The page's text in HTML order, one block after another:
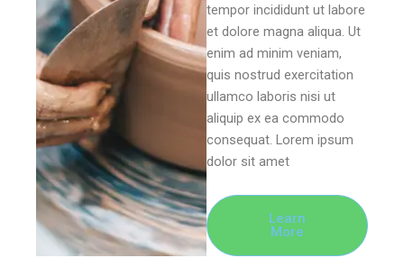
tempor incididunt ut labore
et dolore magna aliqua. Ut
enim ad minim veniam,
quis nostrud exercitation
ullamco laboris nisi ut
aliquip ex ea commodo
consequat. Lorem ipsum
dolor sit amet
Learn
More